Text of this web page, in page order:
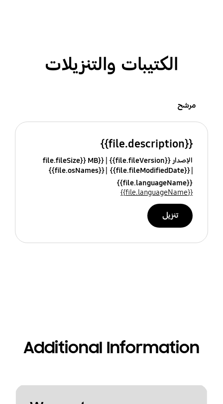
الكتيبات والتنزيلات
مرشح
{{file.description}}
الإصدار {{file.fileVersion}}
{{file.fileSize}} MB
{{file.fileModifiedDate}}
{{file.osNames}}
{{file.languageName}}
{{file.languageName}}
تنزيل
Additional Information